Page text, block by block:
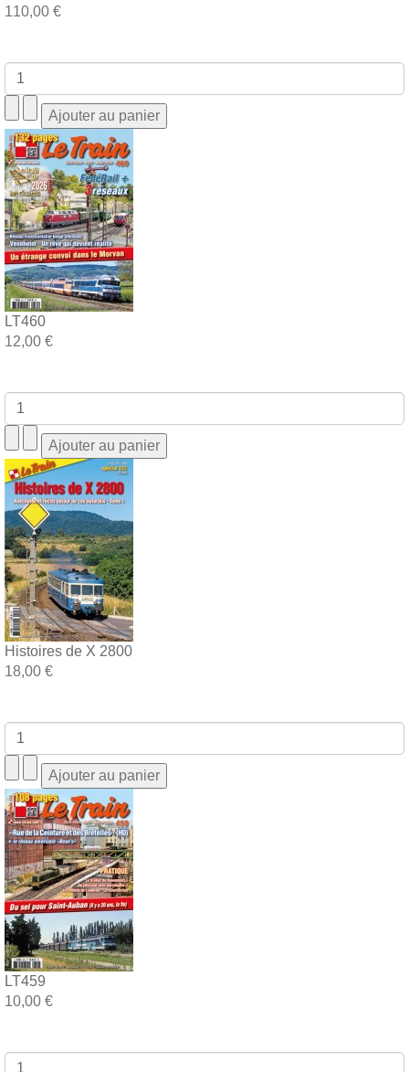
110,00 €
LT460
12,00 €
Histoires de X 2800
18,00 €
LT459
10,00 €